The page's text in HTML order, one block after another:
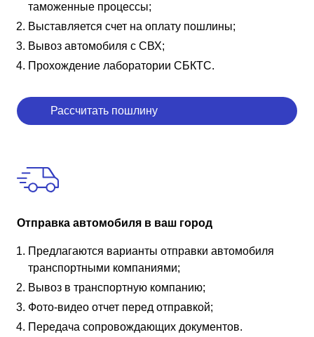
таможенные процессы;
Выставляется счет на оплату пошлины;
Вывоз автомобиля с СВХ;
Прохождение лаборатории СБКТС.
Рассчитать пошлину
Отправка автомобиля в ваш город
Предлагаются варианты отправки автомобиля
транспортными компаниями;
Вывоз в транспортную компанию;
Фото-видео отчет перед отправкой;
Передача сопровождающих документов.